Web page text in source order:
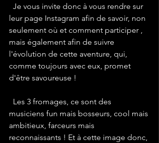
leur page Instagram afin de savoir, non
seulement où et comment participer ,
mais également afin de suivre
l'évolution de cette aventure, qui,
comme toujours avec eux, promet
d'être savoureuse !
musiciens fun mais bosseurs, cool mais
ambitieux, farceurs mais
reconnaissants ! Et à cette image donc,